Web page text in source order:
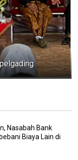
Nasabah Bank
Biaya Lain di